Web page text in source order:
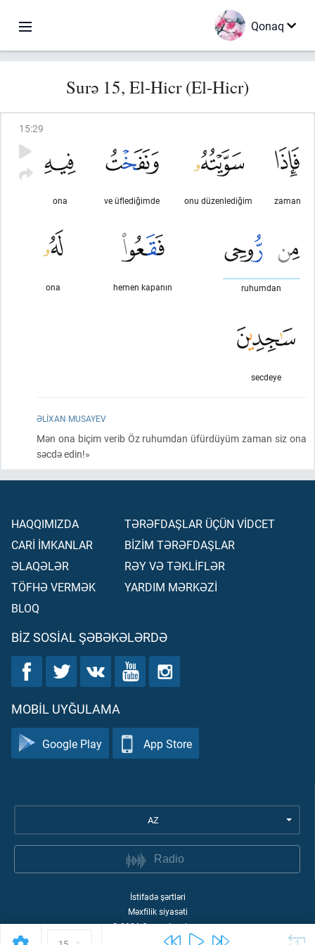
Qonaq
Surə 15, El-Hicr (El-Hicr)
15:29
zaman
onu düzenlediğim
ve üflediğimde
ona
ruhumdan
hemen kapanın
ona
secdeye
ƏLIXAN MUSAYEV
Mən ona biçim verib Öz ruhumdan üfürdüyüm zaman siz ona
səcdə edin!»
HAQQIMIZDA
CARİ İMKANLAR
ƏLAQƏLƏR
TÖFHƏ VERMƏK
BLOQ
TƏRƏFDAŞLAR ÜÇÜN VİDCET
BİZİM TƏRƏFDAŞLAR
RƏY VƏ TƏKLİFLƏR
YARDIM MƏRKƏZİ
BIZ SOSIAL ŞƏBƏKƏLƏRDƏ
MOBIL UYĞULAMA
Google Play App Store
AZ
Radio
İstifadə şərtləri
Məxfilik siyasəti
©2026Quran Academy